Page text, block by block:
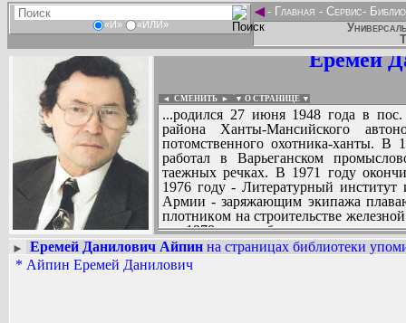
«И» «ИЛИ»
◄- Главная - Сервис-
Еремей
◄ СМЕНИТЬ ► ▼ О СТРАНИЦЕ ▼
...родился 27 июня 1948 года в пос.
района Ханты-Мансийского
потомственного охотника-ханты. В
работал в Варьеганском
таежных речках. В 1971 году
1976 году - Литературный
Армии - заряжающим экипажа
плотником на строительстве
по 1978 год работает
телевидению и радиовещанию.
С 1978 года Е. Айпин - редактор
творчества в Ханты-Мансийске,
Вадим Ершов...
► Еремей Данилович Айпин на страницах библиотеки
* Айпин Еремей Данилович